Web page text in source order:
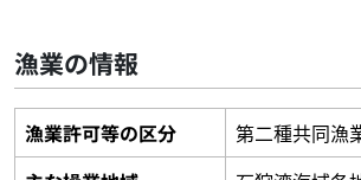
漁業の情報
漁業許可等の区分
第二種共同漁